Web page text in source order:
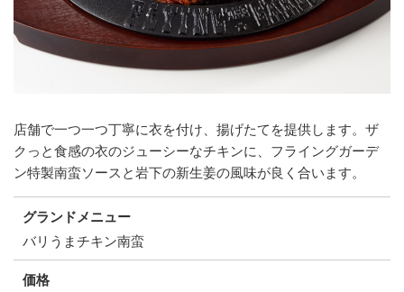
店舗で一つ一つ丁寧に衣を付け、揚げたてを提供します。ザ
クっと食感の衣のジューシーなチキンに、フライングガーデ
ン特製南蛮ソースと岩下の新生姜の風味が良く合います。
グランドメニュー
バリうまチキン南蛮
価格